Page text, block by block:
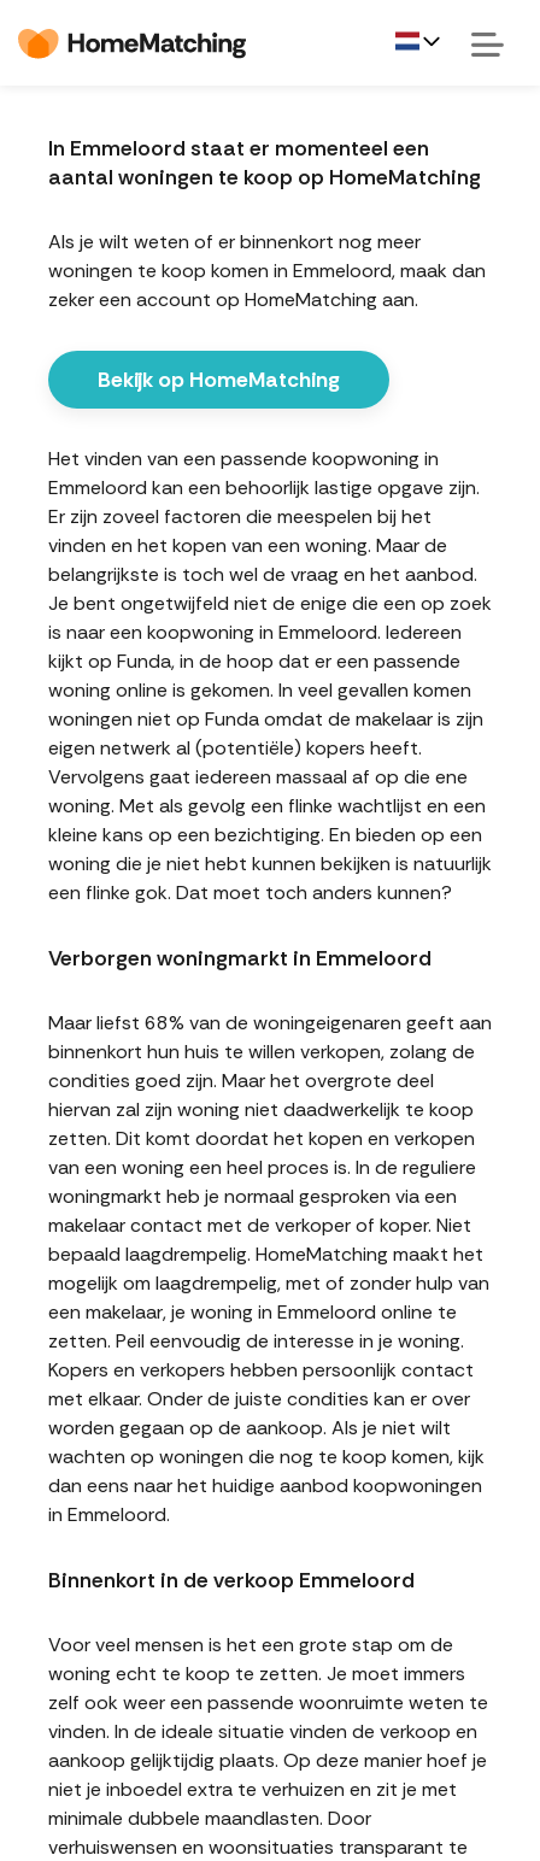
In Emmeloord staat er momenteel een
aantal woningen te koop op HomeMatching
Als je wilt weten of er binnenkort nog meer
woningen te koop komen in Emmeloord, maak dan
zeker een account op HomeMatching aan.
Bekijk op HomeMatching
Het vinden van een passende koopwoning in
Emmeloord kan een behoorlijk lastige opgave zijn.
Er zijn zoveel factoren die meespelen bij het
vinden en het kopen van een woning. Maar de
belangrijkste is toch wel de vraag en het aanbod.
Je bent ongetwijfeld niet de enige die een op zoek
is naar een koopwoning in Emmeloord. Iedereen
kijkt op Funda, in de hoop dat er een passende
woning online is gekomen. In veel gevallen komen
woningen niet op Funda omdat de makelaar is zijn
eigen netwerk al (potentiële) kopers heeft.
Vervolgens gaat iedereen massaal af op die ene
woning. Met als gevolg een flinke wachtlijst en een
kleine kans op een bezichtiging. En bieden op een
woning die je niet hebt kunnen bekijken is natuurlijk
een flinke gok. Dat moet toch anders kunnen?
Verborgen woningmarkt in Emmeloord
Maar liefst 68% van de woningeigenaren geeft aan
binnenkort hun huis te willen verkopen, zolang de
condities goed zijn. Maar het overgrote deel
hiervan zal zijn woning niet daadwerkelijk te koop
zetten. Dit komt doordat het kopen en verkopen
van een woning een heel proces is. In de reguliere
woningmarkt heb je normaal gesproken via een
makelaar contact met de verkoper of koper. Niet
bepaald laagdrempelig. HomeMatching maakt het
mogelijk om laagdrempelig, met of zonder hulp van
een makelaar, je woning in Emmeloord online te
zetten. Peil eenvoudig de interesse in je woning.
Kopers en verkopers hebben persoonlijk contact
met elkaar. Onder de juiste condities kan er over
worden gegaan op de aankoop. Als je niet wilt
wachten op woningen die nog te koop komen, kijk
dan eens naar het huidige aanbod koopwoningen
in Emmeloord.
Binnenkort in de verkoop Emmeloord
Voor veel mensen is het een grote stap om de
woning echt te koop te zetten. Je moet immers
zelf ook weer een passende woonruimte weten te
vinden. In de ideale situatie vinden de verkoop en
aankoop gelijktijdig plaats. Op deze manier hoef je
niet je inboedel extra te verhuizen en zit je met
minimale dubbele maandlasten. Door
verhuiswensen en woonsituaties transparant te